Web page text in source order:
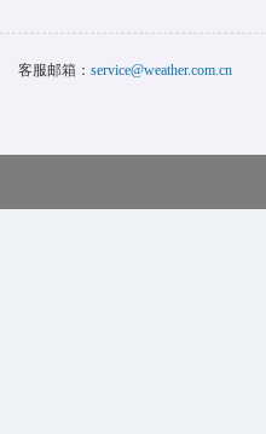
客服邮箱： service@weather.com.cn